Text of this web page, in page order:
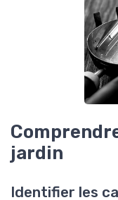
jardin
Identifier les